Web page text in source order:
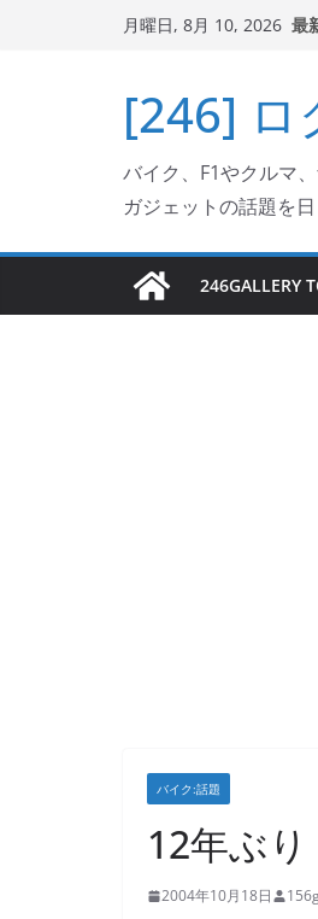
キ
プ
月曜日, 8月 10, 2026 最
[246] ロ
バイク、F1やクルマ
ガジェットの話題を
246GALLERY
バイク:話題
12年ぶり
2004年10月18日